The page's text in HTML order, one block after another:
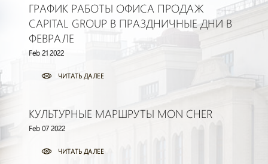
ГРАФИК РАБОТЫ ОФИСА ПРОДАЖ
CAPITAL GROUP В ПРАЗДНИЧНЫЕ ДНИ В
ФЕВРАЛЕ
Feb 21 2022
ЧИТАТЬ ДАЛЕЕ
КУЛЬТУРНЫЕ МАРШРУТЫ MON CHER
Feb 07 2022
ЧИТАТЬ ДАЛЕЕ